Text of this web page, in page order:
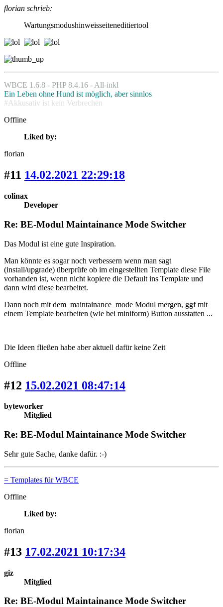
florian schrieb:
Wartungsmodus­hinweisseiten­editiertool
WBCE 1.6.8 - PHP 8.4.16 - All-inkl
Ein Leben ohne Hund ist möglich, aber sinnlos
#Akkusativ ist kein Verbrechen
Offline
Liked by:
florian
#11 14.02.2021 22:29:18
colinax
Developer
Re: BE-Modul Maintainance Mode Switcher
Das Modul ist eine gute Inspiration.
Man könnte es sogar noch verbessern wenn man sagt
(install/upgrade) überprüfe ob im eingestellten Template diese File
vorhanden ist, wenn nicht kopiere die Default ins Template und
dann wird diese bearbeitet.
Dann noch mit dem maintainance_mode Modul mergen, ggf mit
einem Template bearbeiten (wie bei miniform) Button ausstatten ...
Die Ideen fließen habe aber aktuell dafür keine Zeit
Offline
#12 15.02.2021 08:47:14
byteworker
Mitglied
Re: BE-Modul Maintainance Mode Switcher
Sehr gute Sache, danke dafür. :-)
= Templates für WBCE
Offline
Liked by:
florian
#13 17.02.2021 10:17:34
giz
Mitglied
Re: BE-Modul Maintainance Mode Switcher